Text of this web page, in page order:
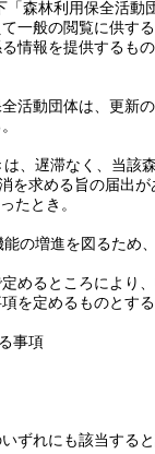
「森林利用保全活動
一般の閲覧に供する
情報を提供するもの
活動団体は、更新
、遅滞なく、当該
求める旨の届出が
たとき。
の増進を図るため
るところにより
を定めるものとする
事項
ずれにも該当する